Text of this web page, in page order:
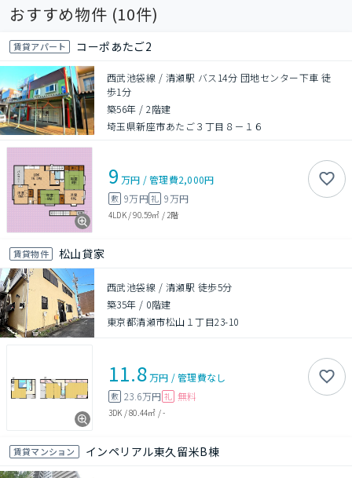
おすすめ物件 (10件)
賃貸アパート コーポあたご2
西武池袋線 / 清瀬駅 バス14分 団地センター下車 徒
歩1分
築56年 /2階建
埼玉県新座市あたご３丁目８－１６
9 万円 /管理費2,000円
敷 9万円礼 9万円
4LDK/90.59㎡ / 2階
賃貸物件 松山貸家
西武池袋線 / 清瀬駅 徒歩5分
築35年 / 0階建
東京都清瀬市松山１丁目23-10
11.8万円 /管理費なし
敷 23.6万円 礼 無料
3DK /80.44㎡ /-
賃貸マンション インペリアル東久留米B棟